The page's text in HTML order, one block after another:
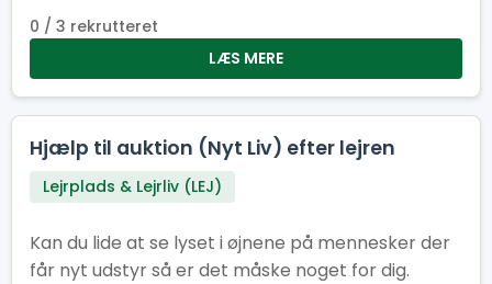
0 / 3 rekrutteret
LÆS MERE
Hjælp til auktion (Nyt Liv) efter lejren
Lejrplads & Lejrliv (LEJ)
Kan du lide at se lyset i øjnene på mennesker der
får nyt udstyr så er det måske noget for dig.